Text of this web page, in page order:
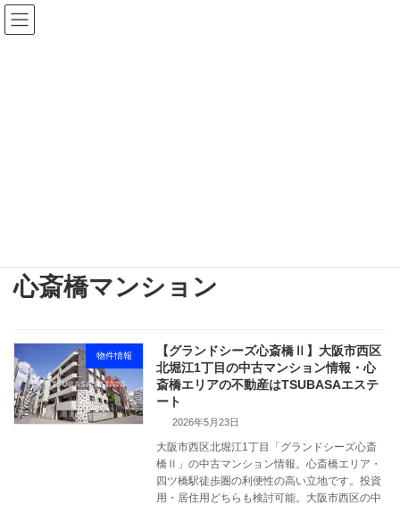
コ
ン
テ
ナ
ビ
ゲ
心斎橋マンション
物件情報
【グランドシーズ心斎橋Ⅱ】大阪市西区
北堀江1丁目の中古マンション情報・心
斎橋エリアの不動産はTSUBASAエステ
ート
2026年5月23日
大阪市西区北堀江1丁目「グランドシーズ心斎
橋Ⅱ」の中古マンション情報。心斎橋エリア・
四ツ橋駅徒歩圏の利便性の高い立地です。投資
用・居住用どちらも検討可能。大阪市西区の中